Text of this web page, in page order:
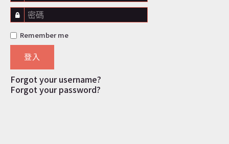
密碼
Remember me
登入
Forgot your username?
Forgot your password?